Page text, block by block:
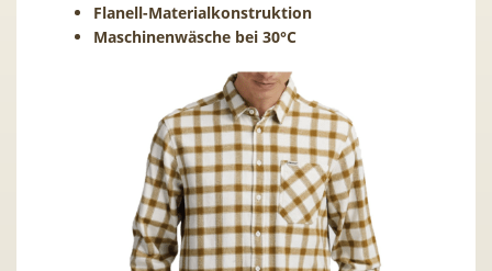
Flanell-Materialkonstruktion
Maschinenwäsche bei 30°C